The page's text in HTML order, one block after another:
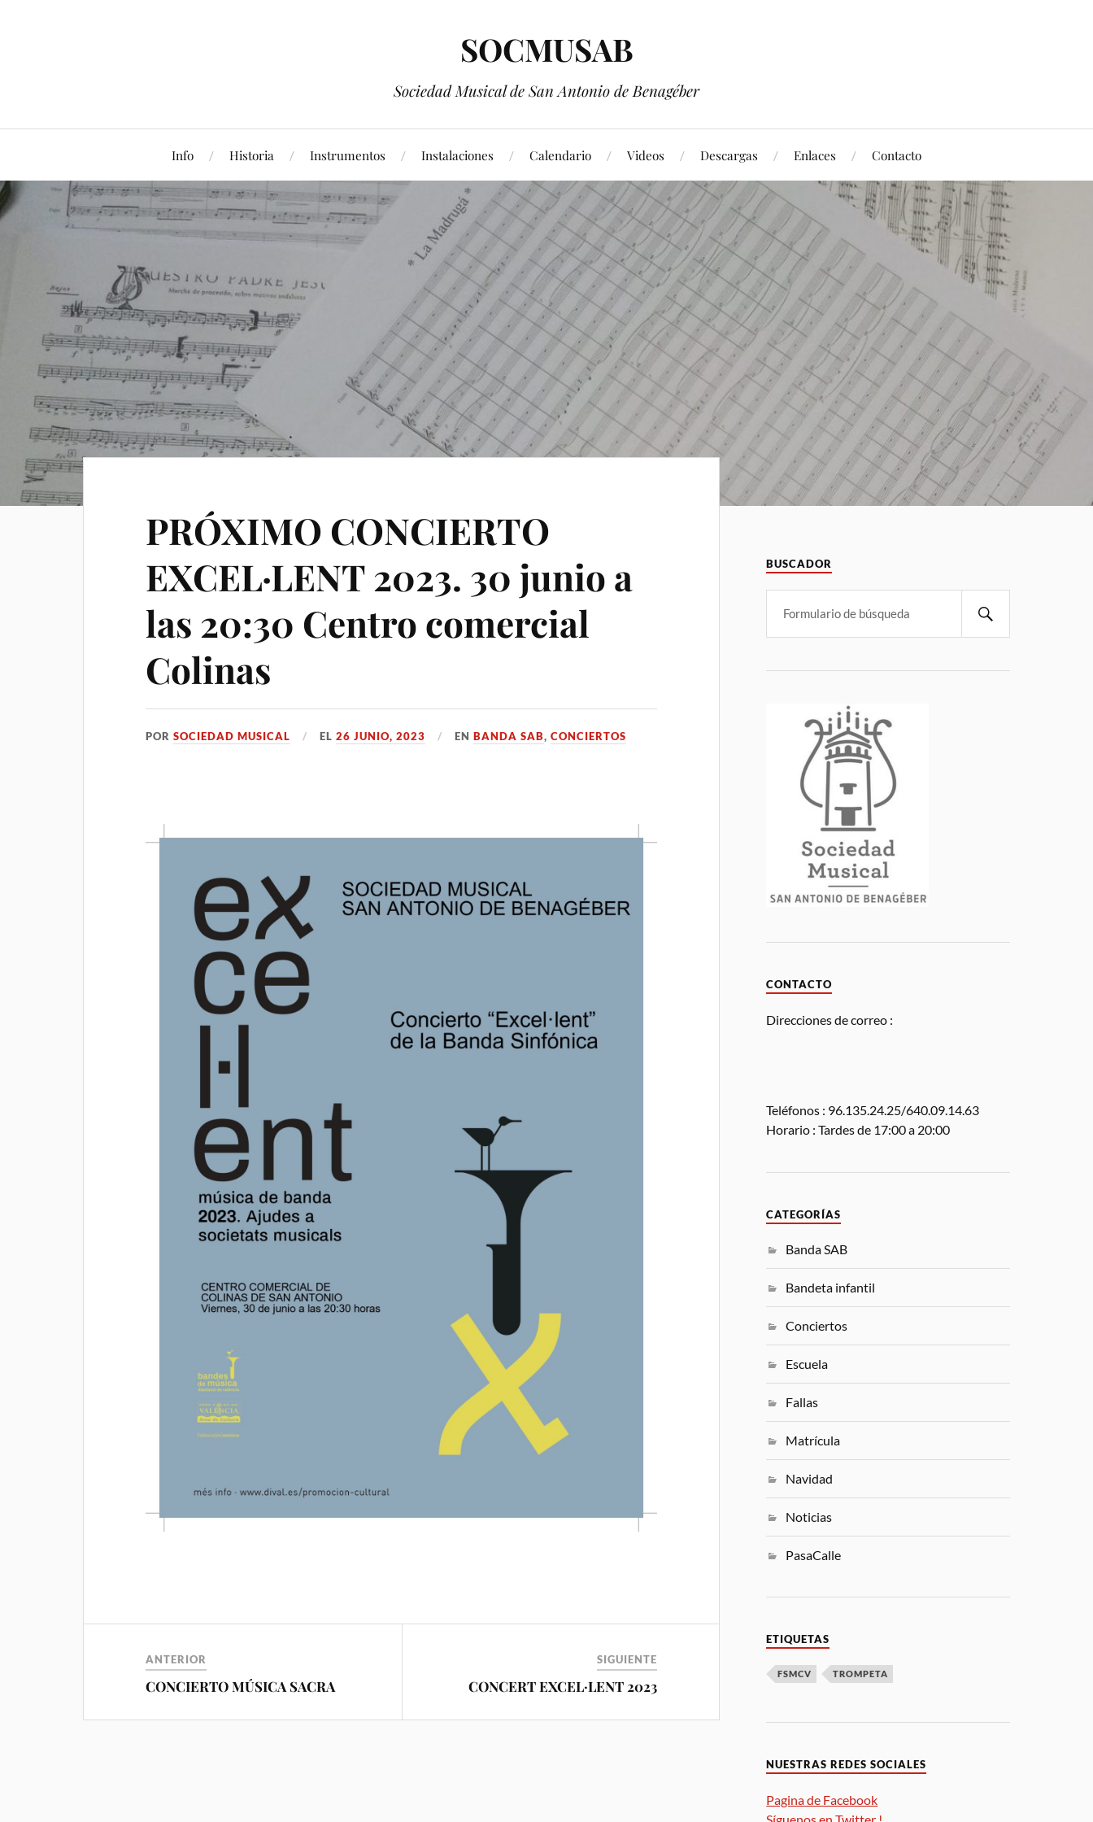
SOCMUSAB
Sociedad Musical de San Antonio de Benagéber
Info Historia Instrumentos Instalaciones Calendario Videos Descargas Enlaces Contacto
PRÓXIMO CONCIERTO
EXCEL·LENT 2023. 30 junio a
las 20:30 Centro comercial
Colinas
PORSOCIEDAD MUSICAL EL26 JUNIO, 2023 ENBANDA SAB,CONCIERTOS
ANTERIOR
CONCIERTO MÚSICA SACRA
SIGUIENTE
CONCERT EXCEL·LENT 2023
BUSCADOR
CONTACTO
Direcciones de correo :
Teléfonos : 96.135.24.25/640.09.14.63
Horario : Tardes de 17:00 a 20:00
CATEGORÍAS
Banda SAB
Bandeta infantil
Conciertos
Escuela
Fallas
Matrícula
Navidad
Noticias
PasaCalle
ETIQUETAS
FSMCV TROMPETA
NUESTRAS REDES SOCIALES
Pagina de Facebook